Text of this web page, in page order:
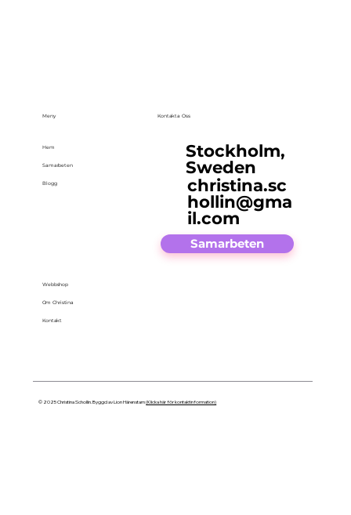
Meny
Hem
Samarbeten
Blogg
Webbshop
Om Christina
Kontakt
Kontakta Oss
Stockholm,
Sweden
christina.sc
hollin@gma
il.com
Samarbeten
© 2025 Christina Schollin. Byggd av Lion Härenstam(Klicka här för kontaktinformation)